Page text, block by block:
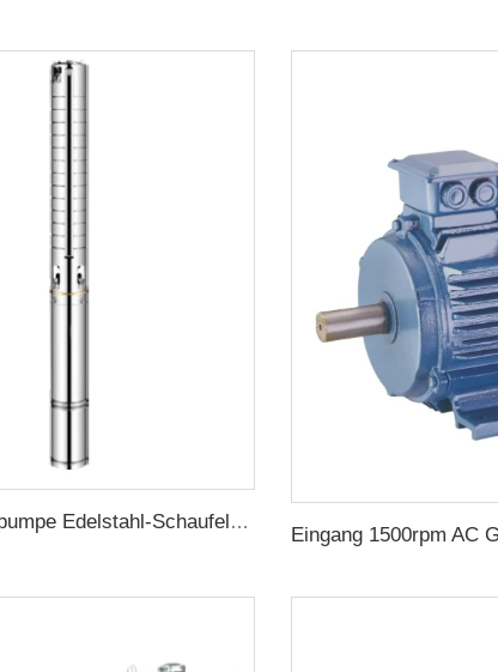
AC DC 3-Zoll Wasserpumpe Edelstahl-Schaufel Solar Wasserpumpe für Landwirtschaft